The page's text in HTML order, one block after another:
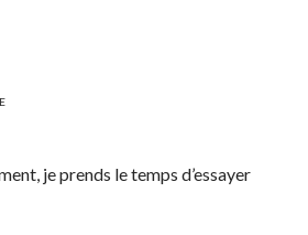
je prends le temps d’essayer